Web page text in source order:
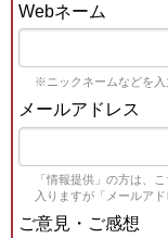
Webネーム
※ニックネームなどを入
メールアドレス
「情報提供」の方は、
入りますが「メールア
ご意見・ご感想